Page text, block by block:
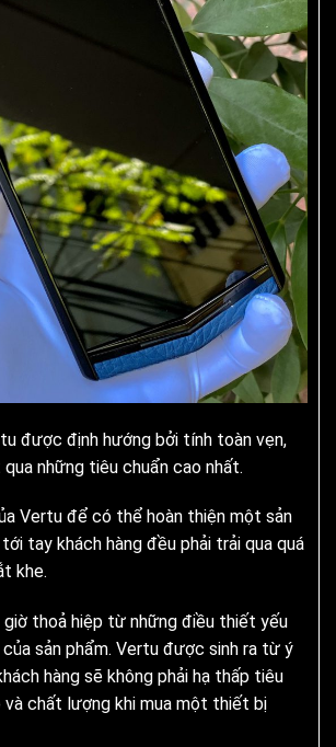
được định hướng bởi tính toàn vẹn,
những tiêu chuẩn cao nhất.
Vertu để có thể hoàn thiện một sản
tay khách hàng đều phải trải qua quá
khe.
giờ thoả hiệp từ những điều thiết yếu
sản phẩm. Vertu được sinh ra từ ý
hàng sẽ không phải hạ thấp tiêu
và chất lượng khi mua một thiết bị